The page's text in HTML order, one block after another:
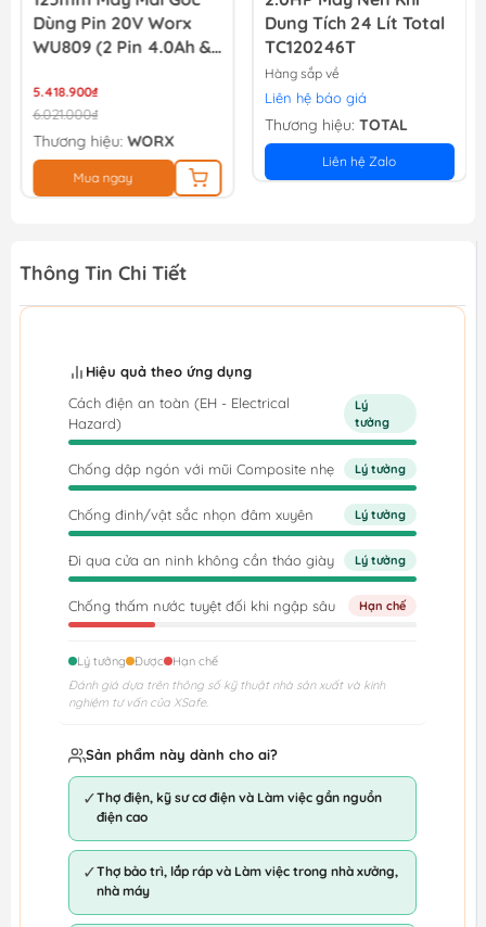
Dung Tích 24 Lít Total
TC120246T
Liên hệ báo giá
Thương hiệu:
Liên hệ Zalo
Lít Total TC125506T
2.583.000₫
Thương hiệu:TOTAL
Mua ngay
Thông Tin Chi Tiết
Hiệu quả theo ứng dụng
Cách điện an toàn (EH - Electrical
Hazard)
Lý
tưởng
Chống dập ngón với mũi Composite nhẹ Lý tưởng
Chống đinh/vật sắc nhọn đâm xuyên Lý tưởng
Đi qua cửa an ninh không cần tháo giày Lý tưởng
Chống thấm nước tuyệt đối khi ngập sâu Hạn chế
Lý tưởng Được
Hạn chế
Đánh giá dựa trên thông số kỹ thuật nhà sản xuất và kinh
nghiệm tư vấn của XSafe.
Sản phẩm này dành cho ai?
✓Thợ điện, kỹ sư cơ điện và Làm việc gần nguồn
điện cao
✓Thợ bảo trì, lắp ráp và Làm việc trong nhà xưởng,
nhà máy